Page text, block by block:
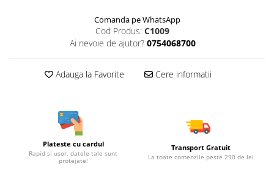
Comanda pe WhatsApp
Cod Produs: C1009
Ai nevoie de ajutor? 0754068700
Adauga la Favorite Cere informatii
Plateste cu cardul
Rapid si usor, datele tale sunt
protejate!
Transport Gratuit
La toate comenzile peste 290 de lei